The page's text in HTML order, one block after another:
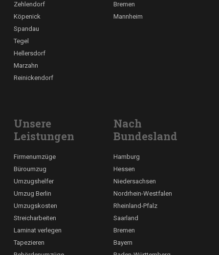
Zehlendorf
Köpenick
Spandau
Tegel
Hellersdorf
Marzahn
Reinickendorf
Bremen
Mannheim
Unsere
Leistungen
Firmenumzüge
Büroumzug
Umzugshelfer
Umzug Berlin
Umzugskosten
Streicharbeiten
Laminat verlegen
Tapezieren
Nach
Bundesland
Hamburg
Hessen
Niedersachsen
Nordrhein-Westfalen
Rheinland-Pfalz
Saarland
Bremen
Bayern